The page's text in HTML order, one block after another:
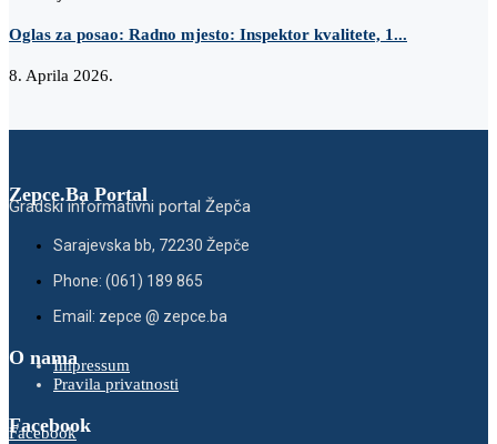
Oglas za posao: Radno mjesto: Inspektor kvalitete, 1...
8. Aprila 2026.
Zepce.Ba Portal
Gradski informativni portal Žepča
Sarajevska bb, 72230 Žepče
Phone: (061) 189 865
Email: zepce @ zepce.ba
O namaImpressum
Pravila privatnosti
Facebook
Facebook